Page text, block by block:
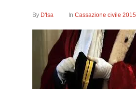
By D'Isa InCassazione civile 2015